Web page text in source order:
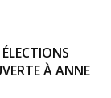
À ANNE